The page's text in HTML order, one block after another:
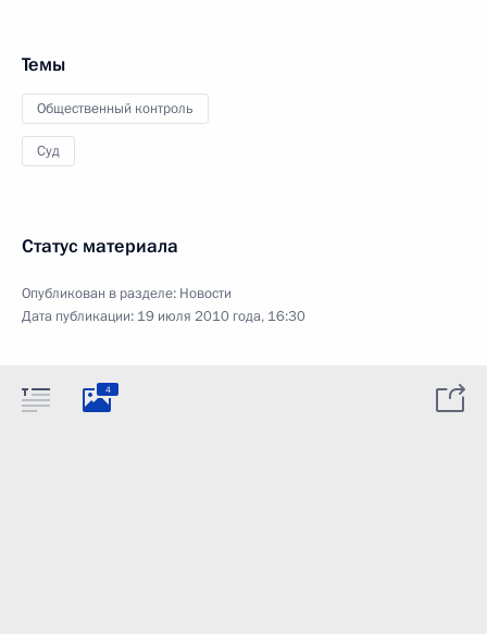
Темы
Общественный контроль
Суд
Статус материала
Опубликован в разделе: Новости
Дата публикации: 19 июля 2010 года, 16:30
4